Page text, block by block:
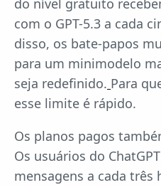
do nível gratuito
com o GPT-5.3 a cada
disso, os bate-papos
para um minimodelo
seja redefinido. Para
esse limite é rápido.
Os planos pagos
Os usuários do
mensagens a cada três